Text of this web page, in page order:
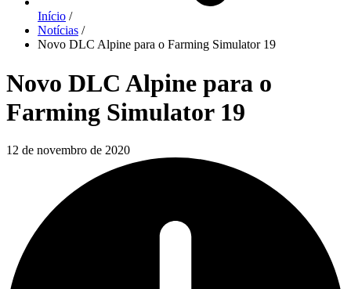
Início /
Notícias /
Novo DLC Alpine para o Farming Simulator 19
Novo DLC Alpine para o
Farming Simulator 19
12 de novembro de 2020